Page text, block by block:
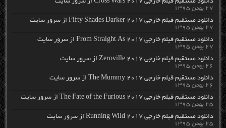
دانلود مستقیم فیلم خارجی Cross Wars 2017 از سرور سایت
۲۷ بهمن ۱۳۹۵
دانلود مستقیم فیلم خارجی Fifty Shades Darker 2017 از سرور سایت
۲۷ بهمن ۱۳۹۵
دانلود مستقیم فیلم خارجی From Straight As 2017 از سرور سایت
۲۷ بهمن ۱۳۹۵
دانلود مستقیم فیلم خارجی Zeroville 2017 از سرور سایت
۲۶ بهمن ۱۳۹۵
دانلود مستقیم فیلم خارجی The Mummy 2017 از سرور سایت
۲۶ بهمن ۱۳۹۵
دانلود مستقیم فیلم خارجی The Fate of the Furious 2017 از سرور سایت
۲۵ بهمن ۱۳۹۵
دانلود مستقیم فیلم خارجی Running Wild 2017 از سرور سایت
۲۵ بهمن ۱۳۹۵